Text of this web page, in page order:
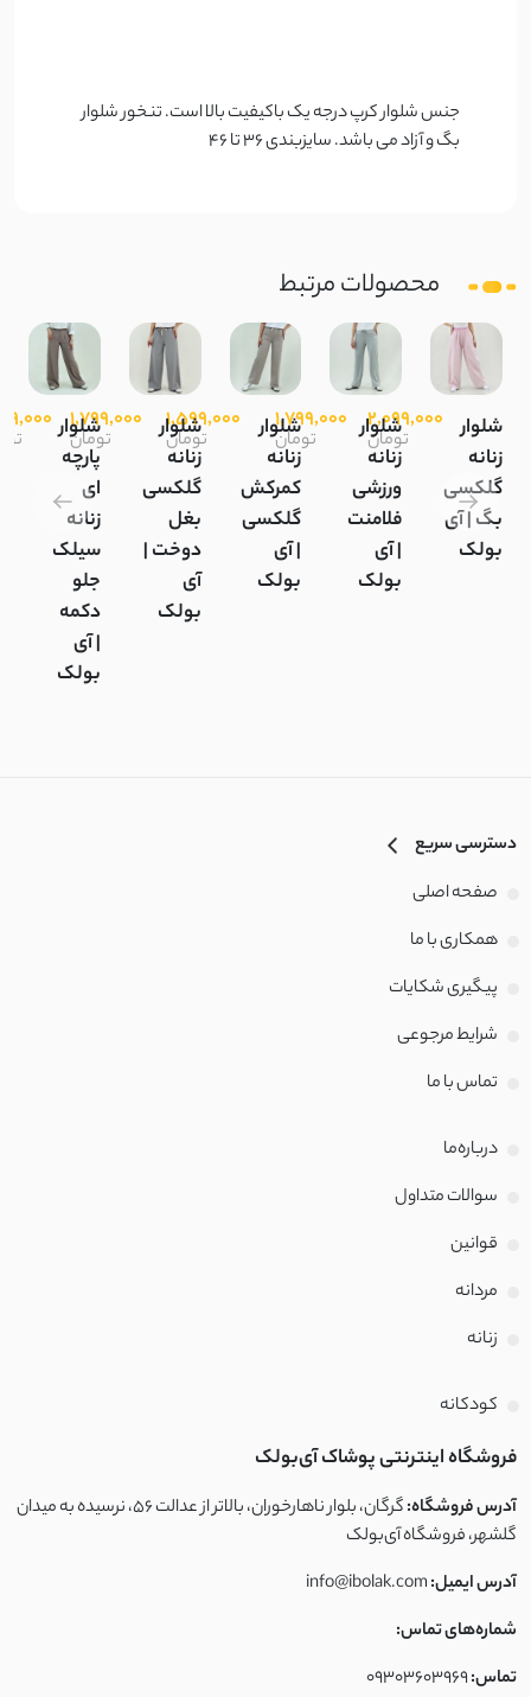
جنس شلوار کرپ درجه یک باکیفیت بالا است. تنخور شلوار
بگ و آزاد می باشد. سایزبندی 36 تا 46
محصولات مرتبط
شلوار
زنانه
گلکسی
بگ | آی
بولک
2,099,000
تومان
شلوار
زنانه
ورزشی
فلامنت
| آی
بولک
1,799,000
تومان
شلوار
زنانه
کمرکش
گلکسی
| آی
بولک
1,599,000
تومان
شلوار
زنانه
گلکسی
بغل
دوخت |
آی
بولک
1,799,000
تومان
شلوار
پارچه
ای
زنانه
سیلک
جلو
دکمه
| آی
بولک
دسترسی سریع
صفحه اصلی
همکاری با ما
پیگیری شکایات
شرایط مرجوعی
تماس با‌ ما
درباره‌ما
سوالات متداول
قوانین
مردانه
زنانه
کودکانه
فروشگاه اینترنتی پوشاک آی‌بولک
آدرس فروشگاه:
گرگان، بلوار ناهارخوران، بالاتر از عدالت ۵۶، نرسیده به میدان
گلشهر، فروشگاه آی‌بولک
آدرس ایمیل:info@ibolak.com
شماره‌های تماس:
تماس:09303603969